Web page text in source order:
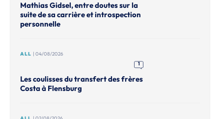
Mathias Gidsel, entre doutes sur la
suite de sa carrière et introspection
personnelle
ALL | 04/08/2026
1
Les coulisses du transfert des frères
Costa à Flensburg